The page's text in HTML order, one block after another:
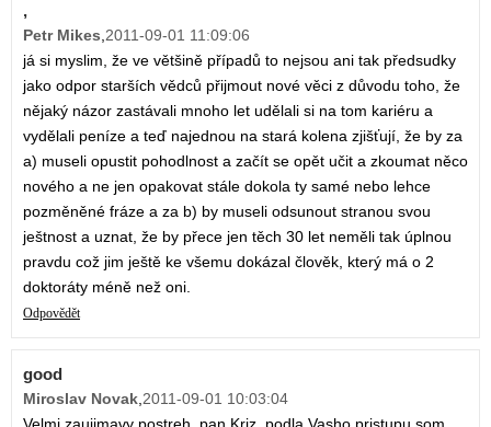
,
Petr Mikes,2011-09-01 11:09:06
já si myslim, že ve většině případů to nejsou ani tak předsudky
jako odpor starších vědců přijmout nové věci z důvodu toho, že
nějaký názor zastávali mnoho let udělali si na tom kariéru a
vydělali peníze a teď najednou na stará kolena zjišťují, že by za
a) museli opustit pohodlnost a začít se opět učit a zkoumat něco
nového a ne jen opakovat stále dokola ty samé nebo lehce
pozměněné fráze a za b) by museli odsunout stranou svou
ještnost a uznat, že by přece jen těch 30 let neměli tak úplnou
pravdu což jim ještě ke všemu dokázal člověk, který má o 2
doktoráty méně než oni.
Odpovědět
good
Miroslav Novak,2011-09-01 10:03:04